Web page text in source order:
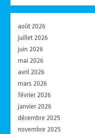
août 2026
juillet 2026
juin 2026
mai 2026
avril 2026
mars 2026
février 2026
janvier 2026
décembre 2025
novembre 2025